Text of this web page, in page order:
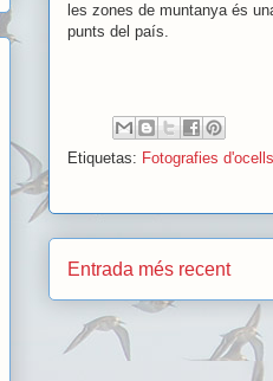
les zones de muntanya és
punts del país.
Etiquetas: Fotografies d'ocells
Entrada més recent